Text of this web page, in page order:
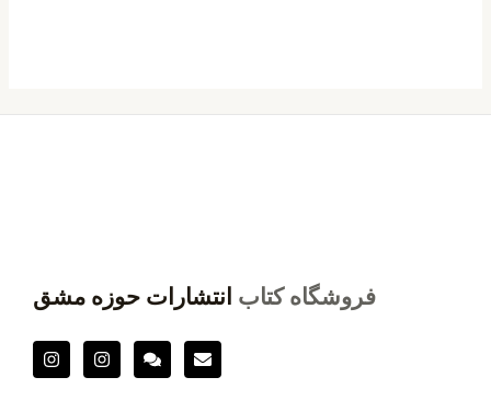
فروشگاه کتاب انتشارات حوزه مشق